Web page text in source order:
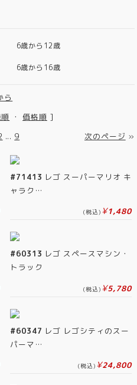
6歳から12歳
6歳から16歳
ら
・価格順 ]
... 9 次のページ »
#71413 レゴ スーパーマリオ キ
ャラク…
(税込) ¥1,480
#60313 レゴ スペースマシン・
トラック
(税込) ¥5,780
#60347 レゴ レゴシティのスー
パーマ…
(税込) ¥24,800